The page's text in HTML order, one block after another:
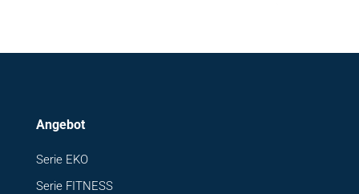
Angebot
Serie EKO
Serie FITNESS